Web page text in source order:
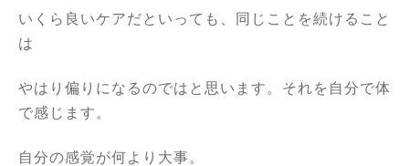
いくら良いケアだといっても、同じことを続けること
は
やはり偏りになるのではと思います。それを自分で体
で感じます。
自分の感覚が何より大事。